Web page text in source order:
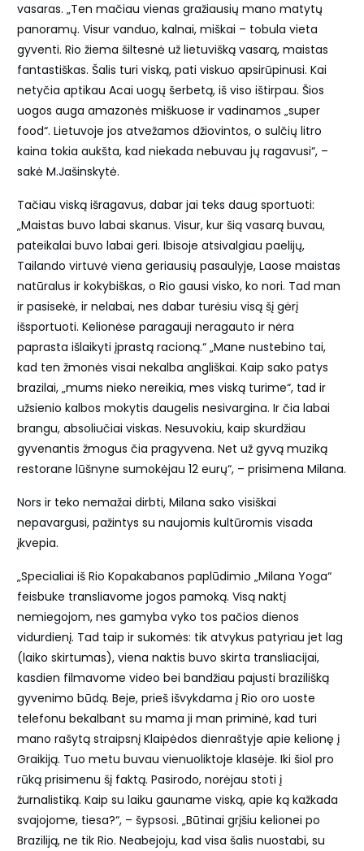
vasaras. „Ten mačiau vienas gražiausių mano matytų
panoramų. Visur vanduo, kalnai, miškai – tobula vieta
gyventi. Rio žiema šiltesnė už lietuvišką vasarą, maistas
fantastiškas. Šalis turi viską, pati viskuo apsirūpinusi. Kai
netyčia aptikau Acai uogų šerbetą, iš viso ištirpau. Šios
uogos auga amazonės miškuose ir vadinamos „super
food“. Lietuvoje jos atvežamos džiovintos, o sulčių litro
kaina tokia aukšta, kad niekada nebuvau jų ragavusi“, –
sakė M.Jašinskytė.
Tačiau viską išragavus, dabar jai teks daug sportuoti:
„Maistas buvo labai skanus. Visur, kur šią vasarą buvau,
pateikalai buvo labai geri. Ibisoje atsivalgiau paelijų,
Tailando virtuvė viena geriausių pasaulyje, Laose maistas
natūralus ir kokybiškas, o Rio gausi visko, ko nori. Tad man
ir pasisekė, ir nelabai, nes dabar turėsiu visą šį gėrį
išsportuoti. Kelionėse paragauji neragauto ir nėra
paprasta išlaikyti įprastą racioną.“ „Mane nustebino tai,
kad ten žmonės visai nekalba angliškai. Kaip sako patys
brazilai, „mums nieko nereikia, mes viską turime“, tad ir
užsienio kalbos mokytis daugelis nesivargina. Ir čia labai
brangu, absoliučiai viskas. Nesuvokiu, kaip skurdžiau
gyvenantis žmogus čia pragyvena. Net už gyvą muziką
restorane lūšnyne sumokėjau 12 eurų“, – prisimena Milana.
Nors ir teko nemažai dirbti, Milana sako visiškai
nepavargusi, pažintys su naujomis kultūromis visada
įkvepia.
„Specialiai iš Rio Kopakabanos paplūdimio „Milana Yoga“
feisbuke transliavome jogos pamoką. Visą naktį
nemiegojom, nes gamyba vyko tos pačios dienos
vidurdienį. Tad taip ir sukomės: tik atvykus patyriau jet lag
(laiko skirtumas), viena naktis buvo skirta transliacijai,
kasdien filmavome video bei bandžiau pajusti brazilišką
gyvenimo būdą. Beje, prieš išvykdama į Rio oro uoste
telefonu bekalbant su mama ji man priminė, kad turi
mano rašytą straipsnį Klaipėdos dienraštyje apie kelionę į
Graikiją. Tuo metu buvau vienuoliktoje klasėje. Iki šiol pro
rūką prisimenu šį faktą. Pasirodo, norėjau stoti į
žurnalistiką. Kaip su laiku gauname viską, apie ką kažkada
svajojome, tiesa?“, – šypsosi. „Būtinai grįšiu kelionei po
Braziliją, ne tik Rio. Neabejoju, kad visa šalis nuostabi, su